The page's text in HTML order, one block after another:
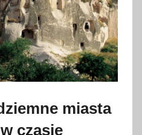
miasta
czasie